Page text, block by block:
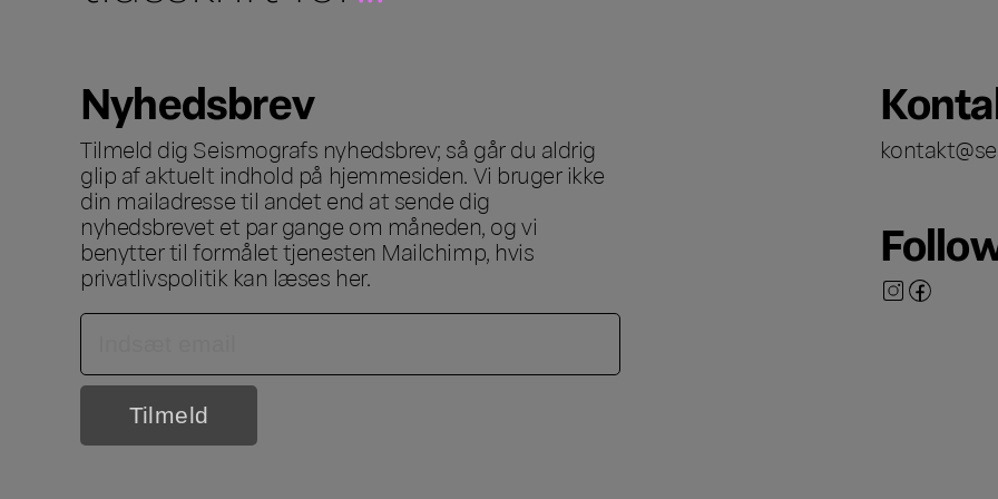
Nyhedsbrev
Tilmeld dig Seismografs nyhedsbrev; så går du aldrig
glip af aktuelt indhold på hjemmesiden. Vi bruger ikke
din mailadresse til andet end at sende dig
nyhedsbrevet et par gange om måneden, og vi
benytter til formålet tjenesten Mailchimp, hvis
privatlivspolitik kan læses her.